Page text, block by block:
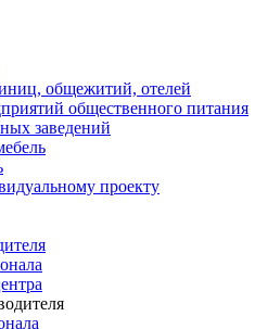
общежитий, отелей
общественного питания
заведений
проекту